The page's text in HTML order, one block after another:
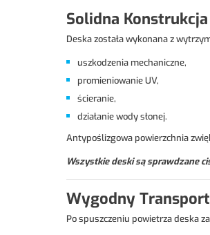
Solidna Konstrukcja
Deska została wykonana z
uszkodzenia mechaniczne,
promieniowanie UV,
ścieranie,
działanie wody słonej.
Antypoślizgowa powierzchnia
Wszystkie deski są sprawdzane
Wygodny Transport
Po spuszczeniu powietrza deska